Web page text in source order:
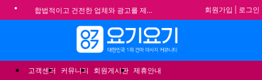
합법적이고 건전한 업체와 광고를 제휴합니다.
★요기요기 설 연휴 휴무 안내★
★ 요기요기 업체회원 안내사항 ★
불건전한 게시글은 삭제 및 회원탈퇴 됩니다.
회원가입 로그인
고객센터 커뮤니티 회원게시판 제휴안내